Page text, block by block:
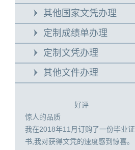
其他国家文凭办理
定制成绩单办理
定制文凭办理
其他文件办理
好评
惊人的品质
我在2018年11月订购了一份毕业证
书,我对获得文凭的速度感到惊喜。